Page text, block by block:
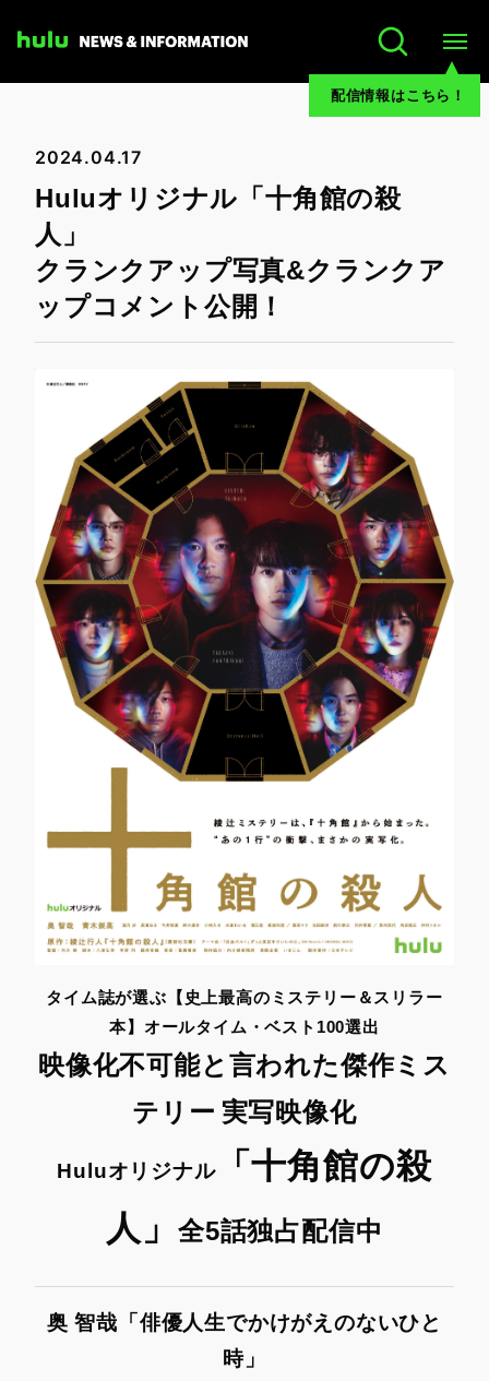
配信情報はこちら！
Huluオリジナル「十角館の殺
人」
クランクアップ写真&クランクア
ップコメント公開！
2024.04.17
タイム誌が選ぶ【史上最高のミステリー＆スリラー
本】オールタイム・ベスト100選出
映像化不可能と言われた傑作ミス
テリー 実写映像化
Huluオリジナル「十角館の殺
人」全5話独占配信中
奥 智哉「俳優人生でかけがえのないひと
時」